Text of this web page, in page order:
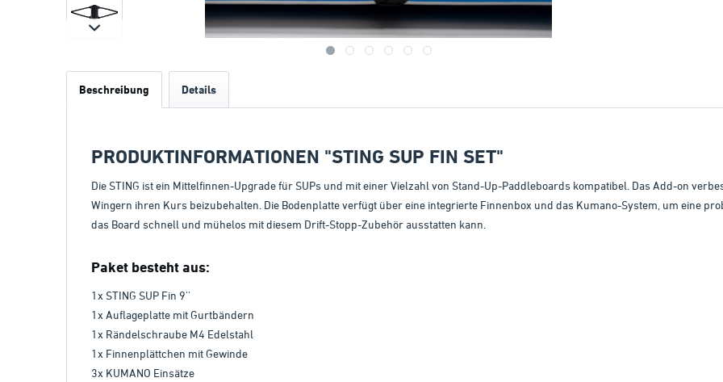
Beschreibung Details
PRODUKTINFORMATIONEN "STING SUP FIN SET"
Die STING ist ein Mittelfinnen-Upgrade für SUPs und mit einer Vielzahl von Stand-Up-Paddleboards kompatibel. Das Add-on
Wingern ihren Kurs beizubehalten. Die Bodenplatte verfügt über eine integrierte Finnenbox und das Kumano-System, um eine
das Board schnell und mühelos mit diesem Drift-Stopp-Zubehör ausstatten kann.
Paket besteht aus:
1x STING SUP Fin 9''
1x Auflageplatte mit Gurtbändern
1x Rändelschraube M4 Edelstahl
1x Finnenplättchen mit Gewinde
3x KUMANO Einsätze